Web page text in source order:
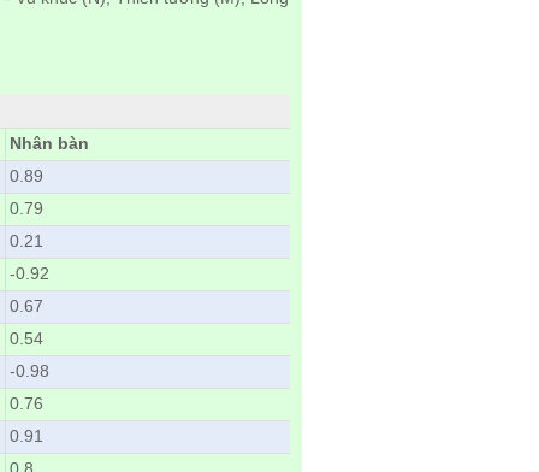
Nhân bàn
0.89
0.79
0.21
-0.92
0.67
0.54
-0.98
0.76
0.91